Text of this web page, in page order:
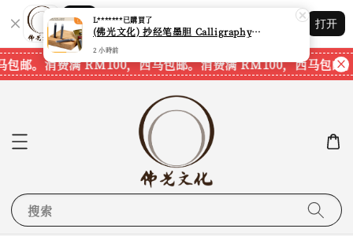
Shopping: 追踪您的订单
您信赖的商店
打开
邮。 消费满 RM100，西马包邮。消费满 RM100，西马包邮。
搜索
L*******已購買了
(佛光文化) 抄经笔墨胆 Calligraphy Writing Pen Refill Pack CPS40 现货速发
2 小時前